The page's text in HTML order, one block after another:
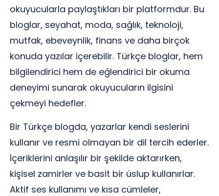
okuyucularla paylaştıkları bir platformdur. Bu
bloglar, seyahat, moda, sağlık, teknoloji,
mutfak, ebeveynlik, finans ve daha birçok
konuda yazılar içerebilir. Türkçe bloglar, hem
bilgilendirici hem de eğlendirici bir okuma
deneyimi sunarak okuyucuların ilgisini
çekmeyi hedefler.
Bir Türkçe blogda, yazarlar kendi seslerini
kullanır ve resmi olmayan bir dil tercih ederler.
İçeriklerini anlaşılır bir şekilde aktarırken,
kişisel zamirler ve basit bir üslup kullanırlar.
Aktif ses kullanımı ve kısa cümleler,